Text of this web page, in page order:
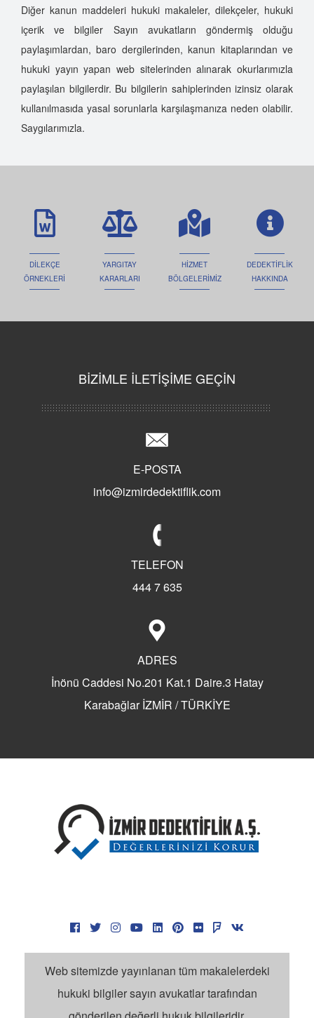
Türkiye'de Özel Dedektiflik
Kimler Dedektif Olabilir?
Özel Dedektif Tutmak Suç Mu?
Özel Dedektif Olmak İçin Neler Gerekir?
Özel Dedektiflik Seçiminde Nelere Dikkat Etmeliyiz?
Özel Dedektif Tutmak Hukuki Mi?
Aile Dedektiflik
Dedektif Gadget Kimdir?
Dedektiflik Oyunları
Erkek Dedektif
Dünya Dedektiflik
İz Dedektiflik
Star Dedektiflik
İyi Dedektif Nasıl Anlaşılır?
Türkiye'de Özel Dedektifliğin Tarihi
Dedektif Büroları Ne İş Yapar?
Sherlock Holmes Dedektiflik
Türkiye'nin İlk Özel Dedektiflik Firması
Dedektif Tutanların Hikayeleri
Dedektif Tutanların Yorumları
Dedektif Tuttunuz Mu?
Eş Takibi Yaptıranlar
Özel Dedektifler Nasıl Tutulur?
Dedektif Günlük Ücret
Dedektif Kaça Tutulur?
İzmir Dedektiflik Fiyatları
Dedektiflik Ücretleri Forum
Dedektif Ücretleri
Ege Bölgesi Dedektiflik Şirketi
İzmir Dedektiflik İle İlgili Aramalar
Diğer kanun maddeleri hukuki makaleler, dilekçeler, hukuki
içerik ve bilgiler Sayın avukatların göndermiş olduğu
paylaşımlardan, baro dergilerinden, kanun kitaplarından ve
hukuki yayın yapan web sitelerinden alınarak okurlarımızla
paylaşılan bilgilerdir. Bu bilgilerin sahiplerinden izinsiz olarak
kullanılmasıda yasal sorunlarla karşılaşmanıza neden olabilir.
Saygılarımızla.
DİLEKÇE
ÖRNEKLERİ
YARGITAY
KARARLARI
HİZMET
BÖLGELERİMİZ
DEDEKTİFLİK
HAKKINDA
BİZİMLE İLETİŞİME GEÇİN
E-POSTA
info@izmirdedektiflik.com
TELEFON
444 7 635
ADRES
İnönü Caddesi No.201 Kat.1 Daire.3 Hatay
Karabağlar İZMİR / TÜRKİYE
Web sitemizde yayınlanan tüm makalelerdeki
hukuki bilgiler sayın avukatlar tarafından